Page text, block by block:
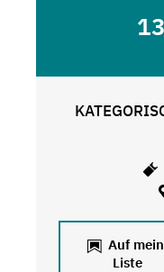
Auf
Liste